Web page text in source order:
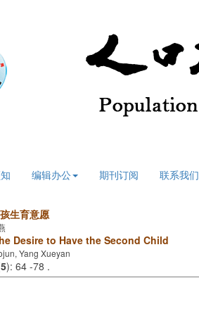
编辑办公 期刊订阅 联系我们
生育意愿
Desire to Have the Second Child
Yang Xueyan
5): 64 -78 .